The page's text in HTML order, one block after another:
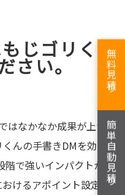
じゴリくん
さい。
はなかなか成果が上がら
んの手書きDMを効果的
階で強いインパクトがあ
けるアポイント設定な
無料見積り
簡単自動見積り